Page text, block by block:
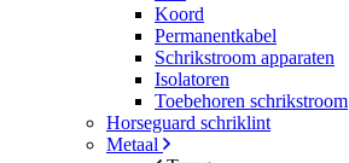
Koord
Permanentkabel
Schrikstroom apparaten
Isolatoren
Toebehoren schrikstroom
Horseguard schriklint
Metaal